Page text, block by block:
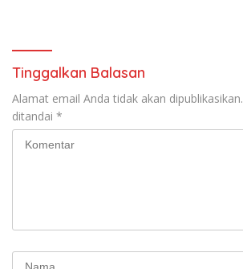
Tinggalkan Balasan
Alamat email Anda tidak akan dipublikasikan.
ditandai *